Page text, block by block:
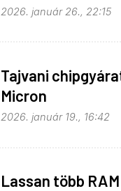
k
2026. január 26., 22:15
Tajvani
Micron
2026. január 19., 16:42
Lassan több